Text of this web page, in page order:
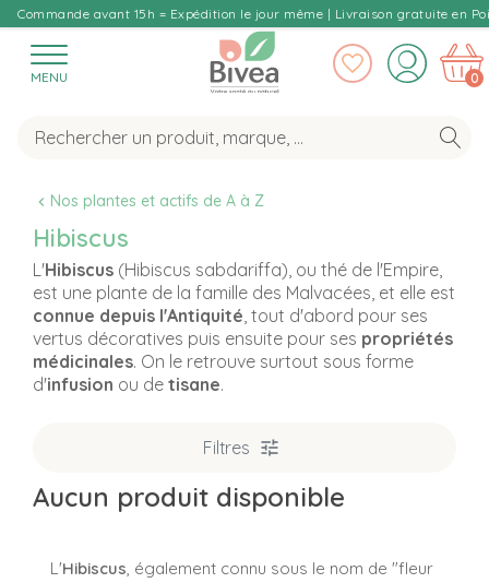
Commande avant 15h = Expédition le jour même | Livraison gratuite en
MENU 0
Nos plantes et actifs de A à Z
Hibiscus
L'Hibiscus (Hibiscus sabdariffa), ou thé de l'Empire,
est une plante de la famille des Malvacées, et elle est
connue depuis l'Antiquité, tout d'abord pour ses
vertus décoratives puis ensuite pour ses propriétés
médicinales. On le retrouve surtout sous forme
d'infusion ou de tisane.
Filtres
Aucun produit disponible
L'Hibiscus, également connu sous le nom de "fleur